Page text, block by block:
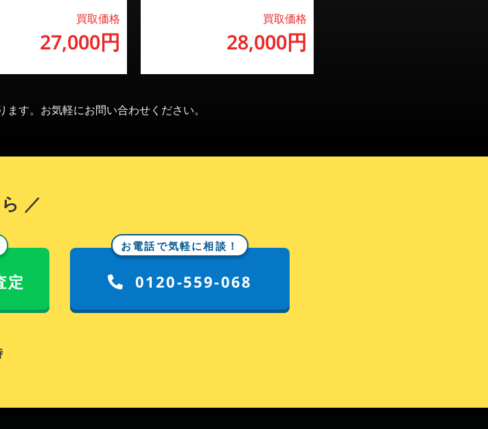
買取価格
27,000円
買取価格
28,000円
す。お気軽にお問い合わせください。
／
定
お電話で気軽に相談！
0120-559-068